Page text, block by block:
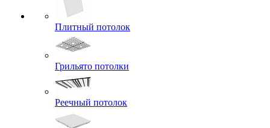
Плитный потолок
Грильято потолки
Реечный потолок